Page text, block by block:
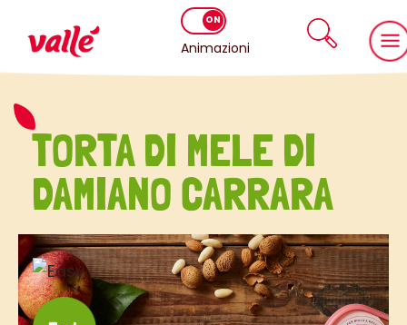
Animazioni
TORTA DI MELE DI
DAMIANO CARRARA